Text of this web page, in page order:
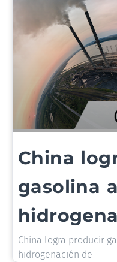
China
gasolina
China logra producir
hidrogenación de